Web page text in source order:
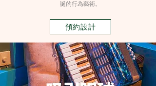
誕的行為藝術。
預約設計